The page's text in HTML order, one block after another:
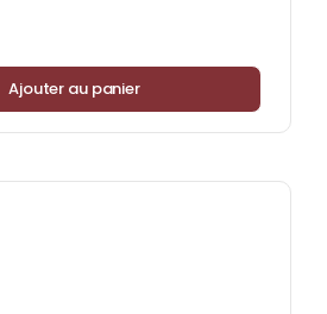
Ajouter au panier